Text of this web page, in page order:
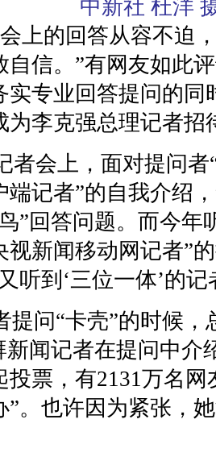
中新社 杜洋
上的回答从容不迫
自信。”有网友如此
实专业回答提问的同
为李克强总理记者招
者会上，面对提问
端记者”的自我介绍
”回答问题。而今年
视新闻移动网记者”
听到‘三位一体’的
提问“卡壳”的时候，
新闻记者在提问中介
投票，有2131万名网
”。也许因为紧张，